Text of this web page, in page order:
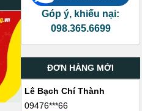
Góp ý, khiếu nại:
098.365.6699
ĐƠN HÀNG MỚI
Lê Bạch Chí Thành
09476***66